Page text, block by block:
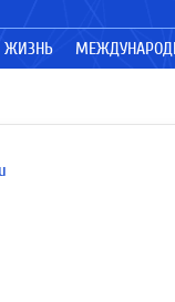
ЖИЗНЬ